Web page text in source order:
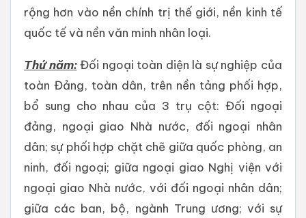
rộng hơn vào nền chính trị thế giới, nền kinh tế
quốc tế và nền văn minh nhân loại.
Thứ năm: Đối ngoại toàn diện là sự nghiệp của
toàn Đảng, toàn dân, trên nền tảng phối hợp,
bổ sung cho nhau của 3 trụ cột: Đối ngoại
đảng, ngoại giao Nhà nước, đối ngoại nhân
dân; sự phối hợp chặt chẽ giữa quốc phòng, an
ninh, đối ngoại; giữa ngoại giao Nghị viện với
ngoại giao Nhà nước, với đối ngoại nhân dân;
giữa các ban, bộ, ngành Trung ương; với sự